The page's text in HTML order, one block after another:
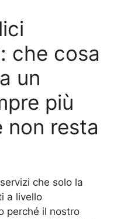
che cosa
un
più
non resta
che solo la
a livello
perché il nostro